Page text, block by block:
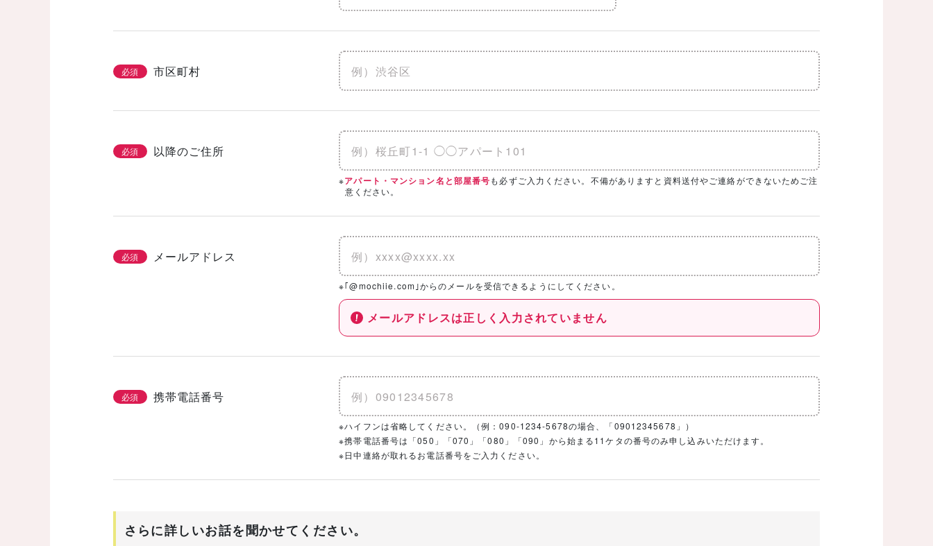
必須 市区町村
必須 以降のご住所
※アパート・マンション名と部屋番号も必ずご入力ください。不備がありますと資料送付やご連絡ができないためご注
意ください。
必須 メールアドレス
※｢@mochiie.com｣からのメールを受信できるようにしてください。
メールアドレスは正しく入力されていません
必須 携帯電話番号
※ハイフンは省略してください。（例：090-1234-5678の場合、「09012345678」）
※携帯電話番号は「050」「070」「080」「090」から始まる11ケタの番号のみ申し込みいただけます。
※日中連絡が取れるお電話番号をご入力ください。
さらに詳しいお話を聞かせてください。